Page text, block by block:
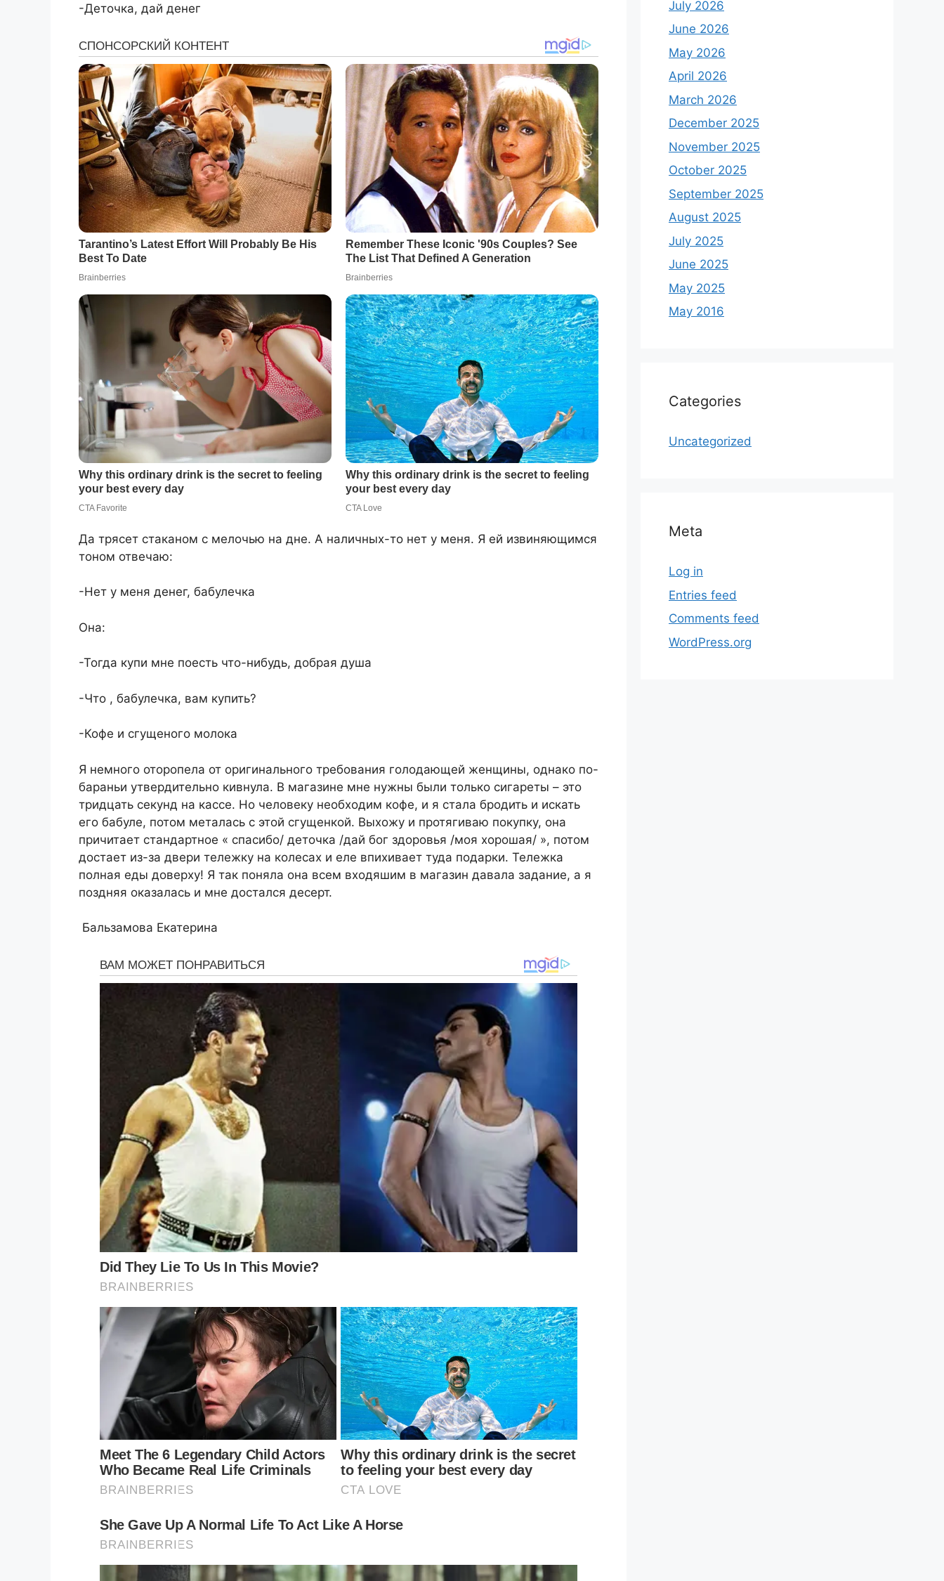
-Деточка, дай денег
Да трясет стаканом с мелочью на дне. А наличных-то нет у меня. Я ей извиняющимся
тоном отвечаю:
-Нет у меня денег, бабулечка
Она:
-Тогда купи мне поесть что-нибудь, добрая душа
-Что , бабулечка, вам купить?
-Кофе и сгущеного молока
Я немного оторопела от оригинального требования голодающей женщины, однако по-
бараньи утвердительно кивнула. В магазине мне нужны были только сигареты – это
тридцать секунд на кассе. Но человеку необходим кофе, и я стала бродить и искать
его бабуле, потом металась с этой сгущенкой. Выхожу и протягиваю покупку, она
причитает стандартное « спасибо/ деточка /дай бог здоровья /моя хорошая/ », потом
достает из-за двери тележку на колесах и еле впихивает туда подарки. Тележка
полная еды доверху! Я так поняла она всем входяшим в магазин давала задание, а я
поздняя оказалась и мне достался десерт.
️ Бальзамова Екатерина
July 2026
June 2026
May 2026
April 2026
March 2026
December 2025
November 2025
October 2025
September 2025
August 2025
July 2025
June 2025
May 2025
May 2016
Categories
Uncategorized
Meta
Log in
Entries feed
Comments feed
WordPress.org